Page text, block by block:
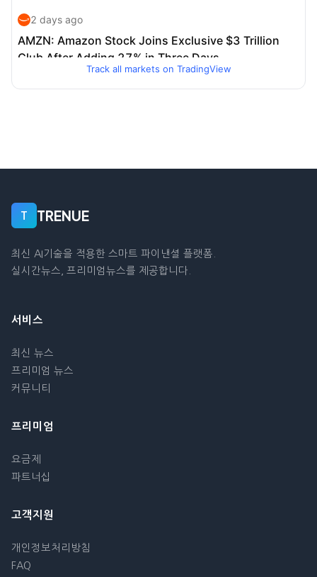
Track all markets on TradingView
T TRENUE
최신 AI기술을 적용한 스마트 파이낸셜 플랫폼.
실시간뉴스, 프리미엄뉴스를 제공합니다.
서비스
최신 뉴스
프리미엄 뉴스
커뮤니티
프리미엄
요금제
파트너십
고객지원
개인정보처리방침
FAQ